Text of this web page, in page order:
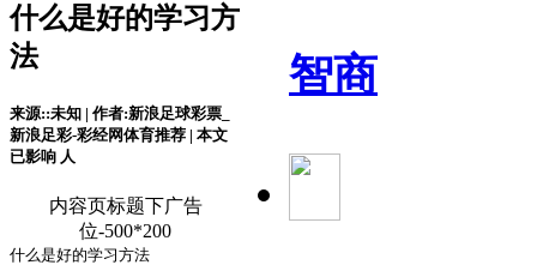
智商
什么是好的学习方
法
来源::未知 | 作者:新浪足球彩票_
新浪足彩-彩经网体育推荐 | 本文
已影响 人
内容页标题下广告
位-500*200
什么是好的学习方法